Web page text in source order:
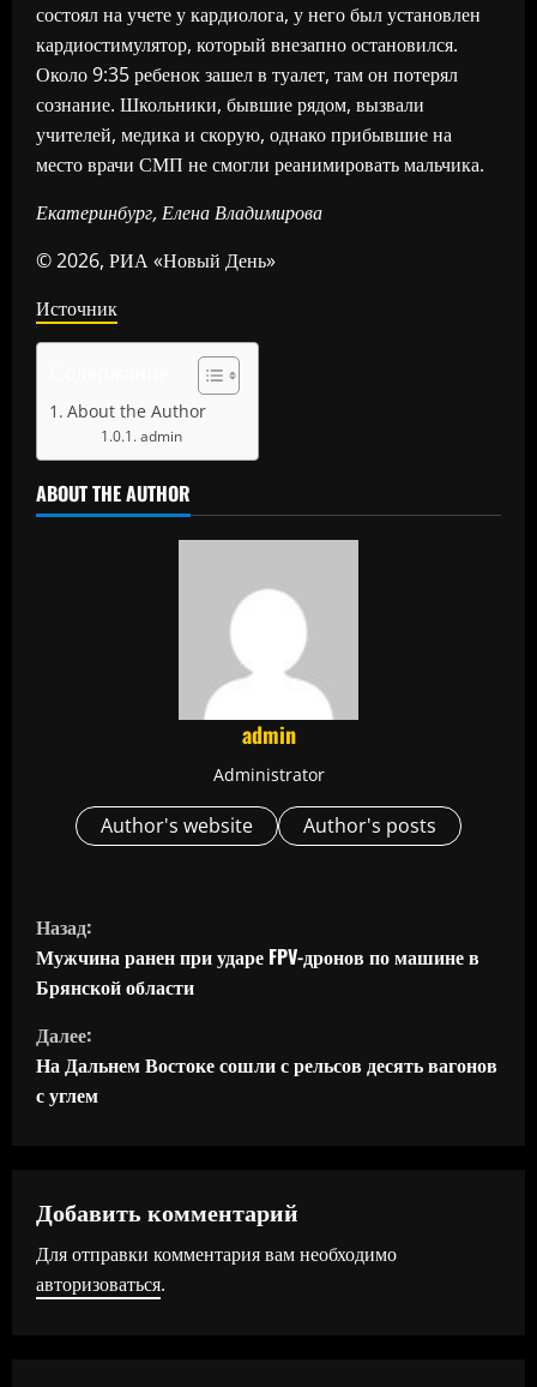
состоял на учете у кардиолога, у него был установлен
кардиостимулятор, который внезапно остановился.
Около 9:35 ребенок зашел в туалет, там он потерял
сознание. Школьники, бывшие рядом, вызвали
учителей, медика и скорую, однако прибывшие на
место врачи СМП не смогли реанимировать мальчика.
Екатеринбург, Елена Владимирова
© 2026, РИА «Новый День»
Источник
About the Author
admin
ABOUT THE AUTHOR
admin
Administrator
Author's website Author's posts
П
р
о
д
о
ж
и
Назад:
Мужчина ранен при ударе FPV-дронов по машине в
Брянской области
Далее:
На Дальнем Востоке сошли с рельсов десять вагонов
с углем
Добавить комментарий
Для отправки комментария вам необходимо
авторизоваться.